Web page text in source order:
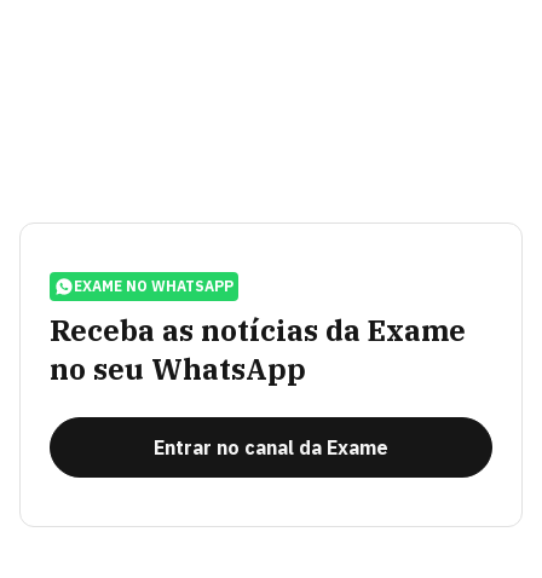
EXAME NO WHATSAPP
Receba as notícias da Exame
no seu WhatsApp
Entrar no canal da Exame